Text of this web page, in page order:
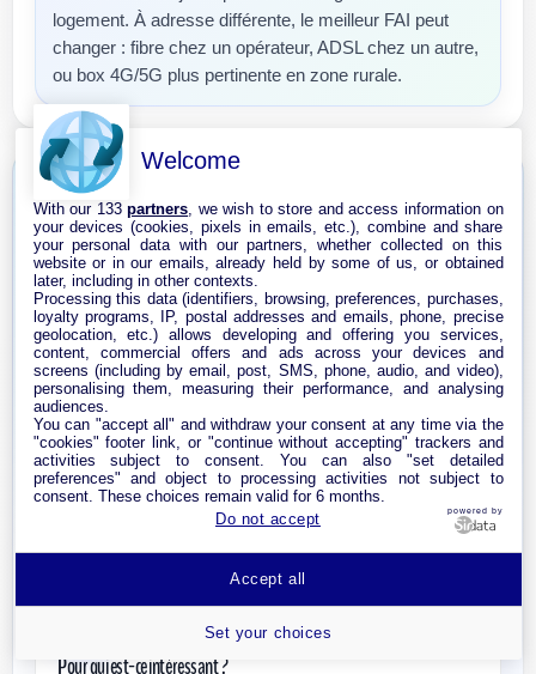
logement. À adresse différente, le meilleur FAI peut
changer : fibre chez un opérateur, ADSL chez un autre,
ou box 4G/5G plus pertinente en zone rurale.
INTERNET PAR SATELLITE
Starlink et internet par satellite : une alternative si
la fibre n'est pas disponible ?
L'internet par satellite revient dans les comparatifs,
notamment avec des offres comme Starlink. Cette
solution peut être pertinente lorsque la fibre n'est pas
encore disponible, que l'ADSL est trop lent ou qu'une
box 4G/5G capte mal dans le logement.
🛰️
Pour qui est-ce intéressant ?
Welcome
With our 133partners , we wish to store and access information on
your devices (cookies, pixels in emails, etc.), combine and share
your personal data with our partners, whether collected on this
website or in our emails, already held by some of us, or obtained
later, including in other contexts.
Processing this data (identifiers, browsing, preferences, purchases,
loyalty programs, IP, postal addresses and emails, phone, precise
geolocation, etc.) allows developing and offering you services,
content, commercial offers and ads across your devices and
screens (including by email, post, SMS, phone, audio, and video),
personalising them, measuring their performance, and analysing
audiences.
You can "accept all" and withdraw your consent at any time via the
"cookies" footer link, or "continue without accepting" trackers and
activities subject to consent. You can also "set detailed
preferences" and object to processing activities not subject to
consent. These choices remain valid for 6 months.
Do not accept
powered by
Set your choices
Accept all